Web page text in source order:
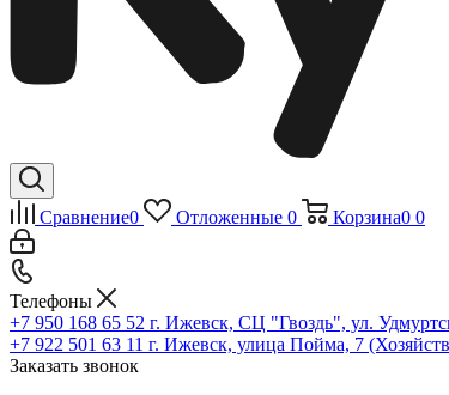
Сравнение0 Отложенные 0 Корзина0 0
Телефоны
+7 950 168 65 52 г. Ижевск, СЦ "Гвоздь", ул.
+7 922 501 63 11 г. Ижевск, улица Пойма, 7
Заказать звонок